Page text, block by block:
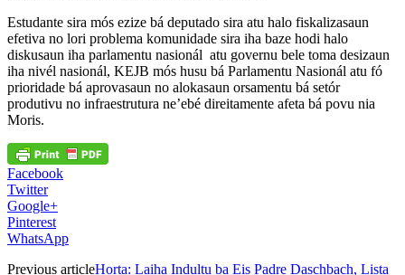
Estudante sira mós ezize bá deputado sira atu halo fiskalizasaun
efetiva no lori problema komunidade sira iha baze hodi halo
diskusaun iha parlamentu nasionál atu governu bele toma desizaun
iha nivél nasionál, KEJB mós husu bá Parlamentu Nasionál atu fó
prioridade bá aprovasaun no alokasaun orsamentu bá setór
produtivu no infraestrutura ne’ebé direitamente afeta bá povu nia
Moris.
Facebook
Twitter
Google+
Pinterest
WhatsApp
Previous articleHorta: Laiha Indultu ba Eis Padre Daschbach, Lista